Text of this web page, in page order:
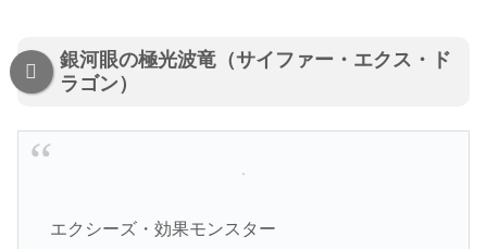
銀河眼の極光波竜（サイファー・エクス・ド
ラゴン）
エクシーズ・効果モンスター